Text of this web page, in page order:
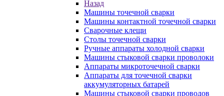
Назад
Машины точечной сварки
Машины контактной точечной сварки
Сварочные клещи
Столы точечной сварки
Ручные аппараты холодной сварки
Машины стыковой сварки проволоки
Аппараты микроточечной сварки
Аппараты для точечной сварки
аккумуляторных батарей
Машины стыковой сварки проводов